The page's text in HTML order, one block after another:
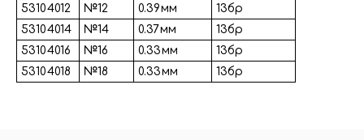
53104012
№12 0.39мм
13бр
53104014
№14 0.37мм
13бр
53104016
№16 0.33мм
13бр
53104018
№18 0.33мм 13бр